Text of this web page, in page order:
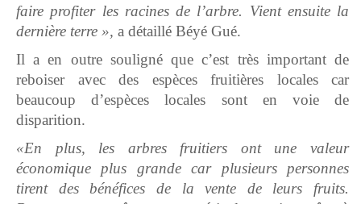
faire profiter les racines de l’arbre. Vient ensuite la
dernière terre », a détaillé Béyé Gué.
Il a en outre souligné que c’est très important de
reboiser avec des espèces fruitières locales car
beaucoup d’espèces locales sont en voie de
disparition.
«En plus, les arbres fruitiers ont une valeur
économique plus grande car plusieurs personnes
tirent des bénéfices de la vente de leurs fruits.